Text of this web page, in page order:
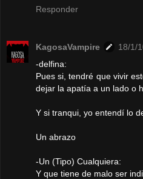
Responder
KagosaVampire
18/1/
-delfina:
Pues si, tendré que vivir
dejar la apatía a un lado o
Y si tranqui, yo entendí lo
Un abrazo
-Un (Tipo) Cualquiera:
Y que tiene de malo ser